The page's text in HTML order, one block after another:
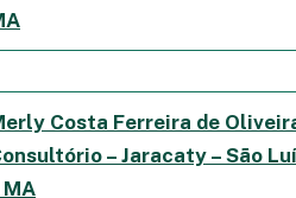
Costa Ferreira de
– Jaracaty – São
MA